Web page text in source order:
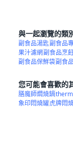
與一起瀏覽的類
副食品湯匙副食品
果汁濾網副食品烹
副食品保鮮袋副食
您可能會喜歡的
膳魔師燜燒鍋
象印悶燒罐虎牌悶